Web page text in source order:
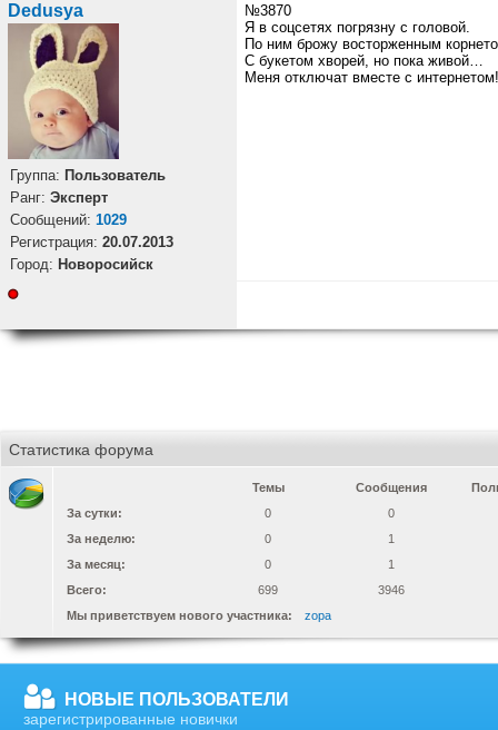
Dedusya
Группа: Пользователь
Ранг: Эксперт
Cообщений: 1029
Регистрация: 20.07.2013
Город: Новоросийск
№3870
Я в соцсетях погрязну с головой.
По ним брожу восторженным
С букетом хворей, но пока живой…
Меня отключат вместе с интернетом!
Статистика форума
Темы Сообщения
За сутки:
0
0
За неделю:
0
1
За месяц:
0
1
Всего:
699
3946
Мы приветствуем нового участника:
zopa
НОВЫЕ ПОЛЬЗОВАТЕЛИ
зарегистрированные новички